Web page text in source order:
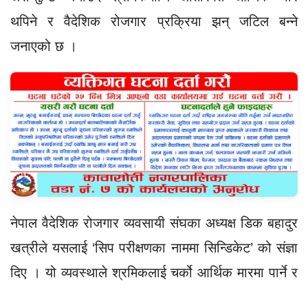
थपिने र वैदेशिक रोजगार प्रक्रिया झन् जटिल बन्ने
जनाएको छ ।
नेपाल वैदेशिक रोजगार व्यवसायी संघका अध्यक्ष डिक बहादुर
खत्रीले यसलाई ‘सिप परीक्षणका नाममा सिन्डिकेट’ को संज्ञा
दिए । यो व्यवस्थाले श्रमिकलाई चर्को आर्थिक मारमा पार्ने र